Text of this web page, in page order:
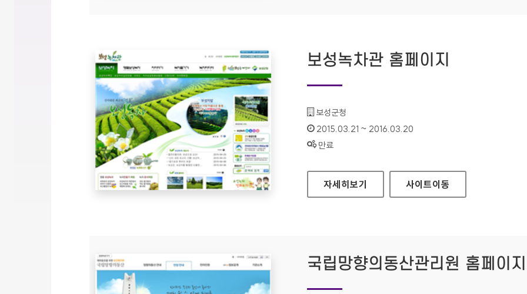
보성녹차관 홈페이지
기관명 :
보성군청
인증기간 :
2015.03.21 ~ 2016.03.20
상태 :
만료
보성녹차관 홈페이지
자세히보기 사이트이동
국립망향의동산관리원 홈페이지